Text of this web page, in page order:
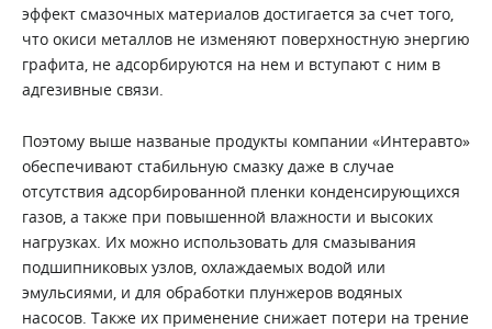
эффект смазочных материалов достигается за счет того,
что окиси металлов не изменяют поверхностную энергию
графита, не адсорбируются на нем и вступают с ним в
адгезивные связи.
Поэтому выше названые продукты компании «Интеравто»
обеспечивают стабильную смазку даже в случае
отсутствия адсорбированной пленки конденсирующихся
газов, а также при повышенной влажности и высоких
нагрузках. Их можно использовать для смазывания
подшипниковых узлов, охлаждаемых водой или
эмульсиями, и для обработки плунжеров водяных
насосов. Также их применение снижает потери на трение